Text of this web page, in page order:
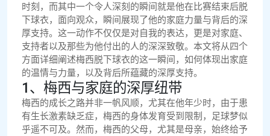
时刻，而其中一个令人深刻的瞬间就是他在比赛结束后脱
下球衣，面向观众，瞬间展现了他的家庭力量与背后的深
厚支持。这一动作不仅仅是对自我的表达，更是对家庭、
支持者以及那些为他付出的人的深深致敬。本文将从四个
方面详细阐述梅西脱下球衣的这一瞬间，如何体现出家庭
的温情与力量，以及背后所蕴藏的深厚支持。
1、梅西与家庭的深厚纽带
梅西的成长之路并非一帆风顺，尤其在他年少时，由于患
有生长激素缺乏症，梅西的身体发育受到限制，足球梦似
乎遥不可及。然而，梅西的父母，尤其是母亲，始终给予